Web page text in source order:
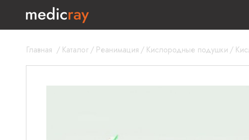
Главная / Каталог/ Реанимация / Кислородные подушки /